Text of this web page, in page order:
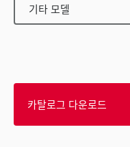
기타 모델
카탈로그 다운로드